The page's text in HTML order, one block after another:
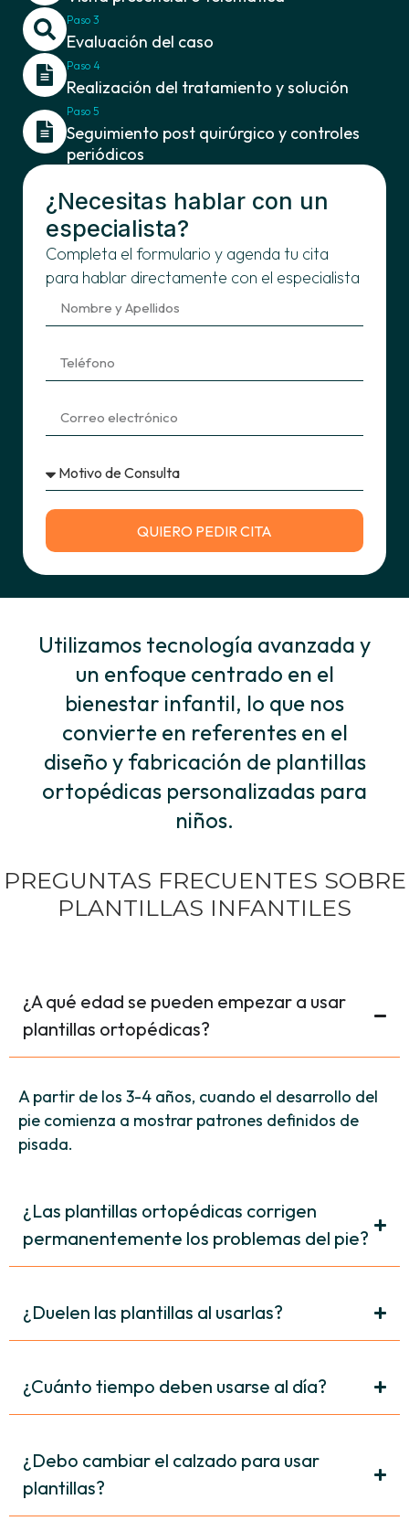
Paso 3
Evaluación del caso
Paso 4
Realización del tratamiento y solución
Paso 5
Seguimiento post quirúrgico y controles
periódicos
¿Necesitas hablar con un
especialista?
Completa el formulario y agenda tu cita
para hablar directamente con el especialista
QUIERO PEDIR CITA
Utilizamos tecnología avanzada y
un enfoque centrado en el
bienestar infantil, lo que nos
convierte en referentes en el
diseño y fabricación de plantillas
ortopédicas personalizadas para
niños.
PREGUNTAS FRECUENTES SOBRE
PLANTILLAS INFANTILES
¿A qué edad se pueden empezar a usar
plantillas ortopédicas?
A partir de los 3-4 años, cuando el desarrollo del
pie comienza a mostrar patrones definidos de
pisada.
¿Las plantillas ortopédicas corrigen
permanentemente los problemas del pie?
¿Duelen las plantillas al usarlas?
¿Cuánto tiempo deben usarse al día?
¿Debo cambiar el calzado para usar
plantillas?